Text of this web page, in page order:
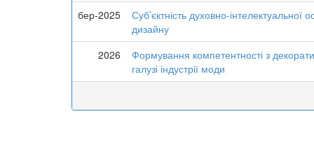
бер-2025
Суб’єктність духовно-інтелектуальної
дизайну
2026
Формування компетентності з
галузі індустрії моди